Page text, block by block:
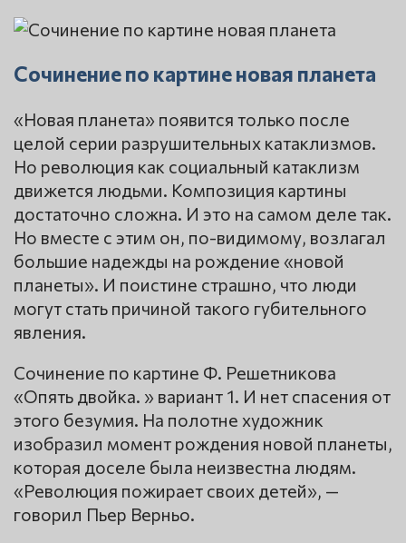
Сочинение по картине новая планета
«Новая планета» появится только после
целой серии разрушительных катаклизмов.
Но революция как социальный катаклизм
движется людьми. Композиция картины
достаточно сложна. И это на самом деле так.
Но вместе с этим он, по-видимому, возлагал
большие надежды на рождение «новой
планеты». И поистине страшно, что люди
могут стать причиной такого губительного
явления.
Сочинение по картине Ф. Решетникова
«Опять двойка. » вариант 1. И нет спасения от
этого безумия. На полотне художник
изобразил момент рождения новой планеты,
которая доселе была неизвестна людям.
«Революция пожирает своих детей», —
говорил Пьер Верньо.